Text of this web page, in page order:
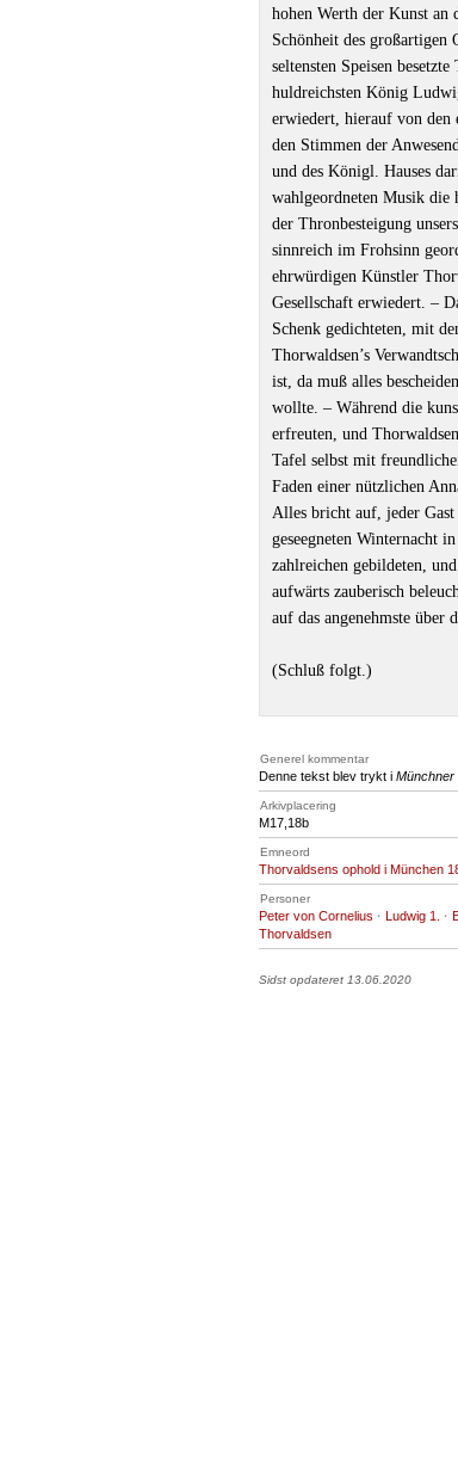
hohen Werth der Kunst an
Schönheit des großartigen
seltensten Speisen
huldreichsten König
erwiedert, hierauf von den
den Stimmen der
und des Königl. Hauses
wahlgeordneten Musik die
der Thronbesteigung
sinnreich im Frohsinn
ehrwürdigen Künstler
Gesellschaft erwiedert. ‒
Schenk gedichteten, mit
Thorwaldsen’s
ist, da muß alles
wollte. ‒ Während die
erfreuten, und
Tafel selbst mit
Faden einer nützlichen
Alles bricht auf, jeder Gast
geseegneten Winternacht
zahlreichen gebildeten,
aufwärts zauberisch
auf das angenehmste über
(Schluß folgt.)
Generel kommentar
Denne tekst blev trykt i Münchner
Arkivplacering
M17 ,18b
Emneord
Thorvaldsens ophold i München
Personer
Peter von Cornelius · Ludwig 1. ·
Thorvaldsen
Sidst opdateret 13.06.2020